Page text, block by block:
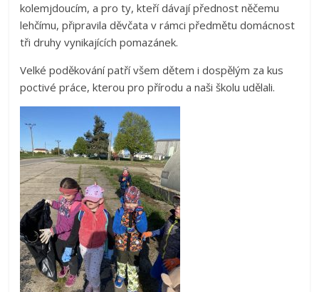
kolemjdoucím, a pro ty, kteří dávají přednost něčemu
lehčímu, připravila děvčata v rámci předmětu domácnost
tři druhy vynikajících pomazánek.
Velké poděkování patří všem dětem i dospělým za kus
poctivé práce, kterou pro přírodu a naši školu udělali.